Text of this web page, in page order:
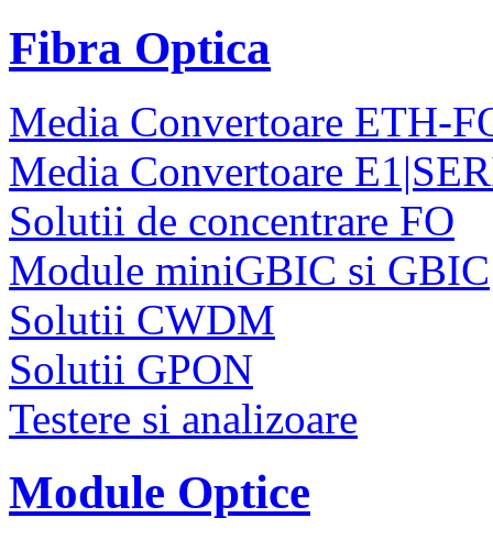
Fibra Optica
Media Convertoare ETH-
Media Convertoare
Solutii de concentrare FO
Module miniGBIC si GBIC
Solutii CWDM
Solutii GPON
Testere si analizoare
Module Optice